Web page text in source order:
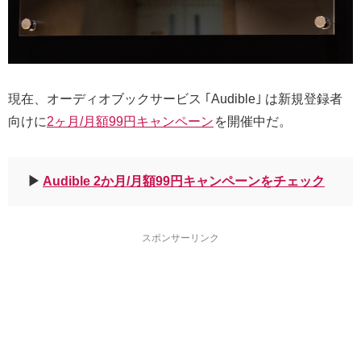
現在、オーディオブックサービス ｢Audible｣ は新規登録者
向けに2ヶ月/月額99円キャンペーン を開催中だ。
▶︎ Audible 2か月/月額99円キャンペーンをチェック
スポンサーリンク